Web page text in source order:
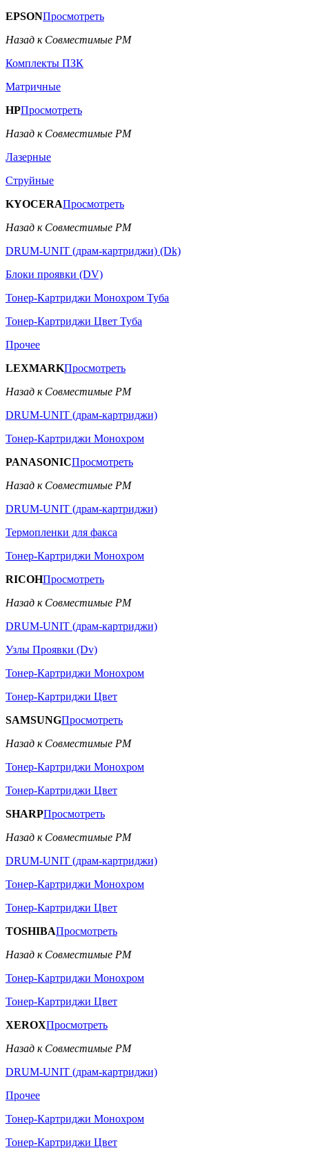
EPSONПросмотреть
Назад к Совместимые РМ
Комплекты ПЗК
Матричные
HPПросмотреть
Назад к Совместимые РМ
Лазерные
Струйные
KYOCERAПросмотреть
Назад к Совместимые РМ
DRUM-UNIT (драм-картриджи) (Dk)
Блоки проявки (DV)
Тонер-Картриджи Монохром Туба
Тонер-Картриджи Цвет Туба
Прочее
LEXMARKПросмотреть
Назад к Совместимые РМ
DRUM-UNIT (драм-картриджи)
Тонер-Картриджи Монохром
PANASONICПросмотреть
Назад к Совместимые РМ
DRUM-UNIT (драм-картриджи)
Термопленки для факса
Тонер-Картриджи Монохром
RICOHПросмотреть
Назад к Совместимые РМ
DRUM-UNIT (драм-картриджи)
Узлы Проявки (Dv)
Тонер-Картриджи Монохром
Тонер-Картриджи Цвет
SAMSUNGПросмотреть
Назад к Совместимые РМ
Тонер-Картриджи Монохром
Тонер-Картриджи Цвет
SHARPПросмотреть
Назад к Совместимые РМ
DRUM-UNIT (драм-картриджи)
Тонер-Картриджи Монохром
Тонер-Картриджи Цвет
TOSHIBAПросмотреть
Назад к Совместимые РМ
Тонер-Картриджи Монохром
Тонер-Картриджи Цвет
XEROXПросмотреть
Назад к Совместимые РМ
DRUM-UNIT (драм-картриджи)
Прочее
Тонер-Картриджи Монохром
Тонер-Картриджи Цвет